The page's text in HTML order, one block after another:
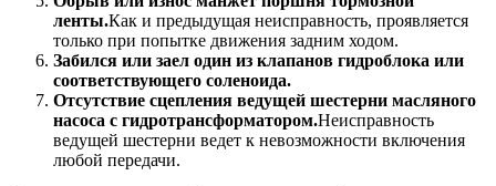
ленты.Как и предыдущая неисправность, проявляется
только при попытке движения задним ходом.
Забился или заел один из клапанов гидроблока или
соответствующего соленоида.
Отсутствие сцепления ведущей шестерни масляного
насоса с гидротрансформатором.Неисправность
ведущей шестерни ведет к невозможности включения
любой передачи.